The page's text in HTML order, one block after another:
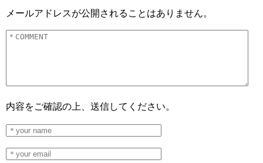
メールアドレスが公開されることはありません。
内容をご確認の上、送信してください。